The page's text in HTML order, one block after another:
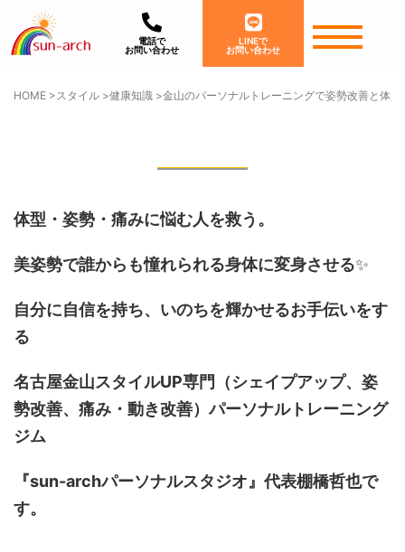
電話で
お問い合わせ
LINEで
お問い合わせ
HOME > スタイル >健康知識 >金山のパーソナルトレーニングで姿勢改善と体
体型・姿勢・痛みに悩む人を救う。
美姿勢で誰からも憧れられる身体に変身させる✨
自分に自信を持ち、いのちを輝かせるお手伝いをす
る
名古屋金山スタイルUP専門
（シェイプアップ、姿
勢改善、痛み・動き改善）パーソナルトレーニング
ジム
『sun-archパーソナルスタジオ』代表棚橋哲也で
す。